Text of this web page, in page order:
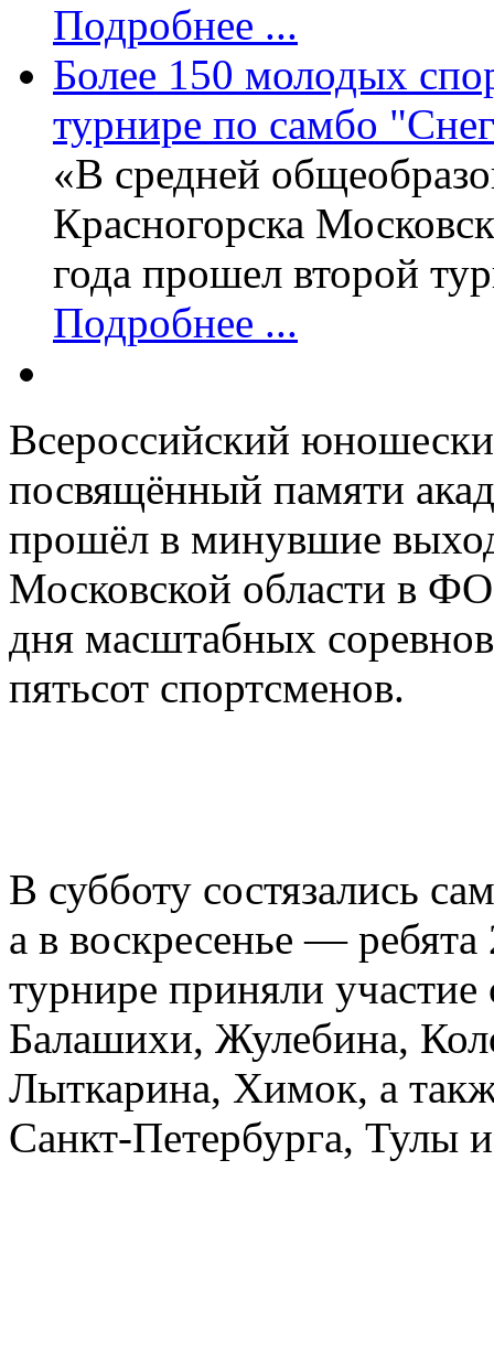
Подробнее ...
Более 150 молодых
турнире по самбо
«В средней
Красногорска
года прошел второй
Подробнее ...
Всероссийский
посвящённый памяти
прошёл в минувшие
Московской области в
дня масштабных
пятьсот спортсменов.
В субботу состязались
а в воскресенье —
турнире приняли
Балашихи, Жулебина,
Лыткарина, Химок, а
Санкт-Петербурга, Тулы